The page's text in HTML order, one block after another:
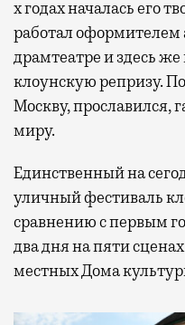
х годах началась его
работал
драмтеатре и здесь
клоунскую репризу.
Москву, прославился,
миру.
Единственный на
уличный фестиваль
сравнению с первым
два дня на пяти
местных Дома